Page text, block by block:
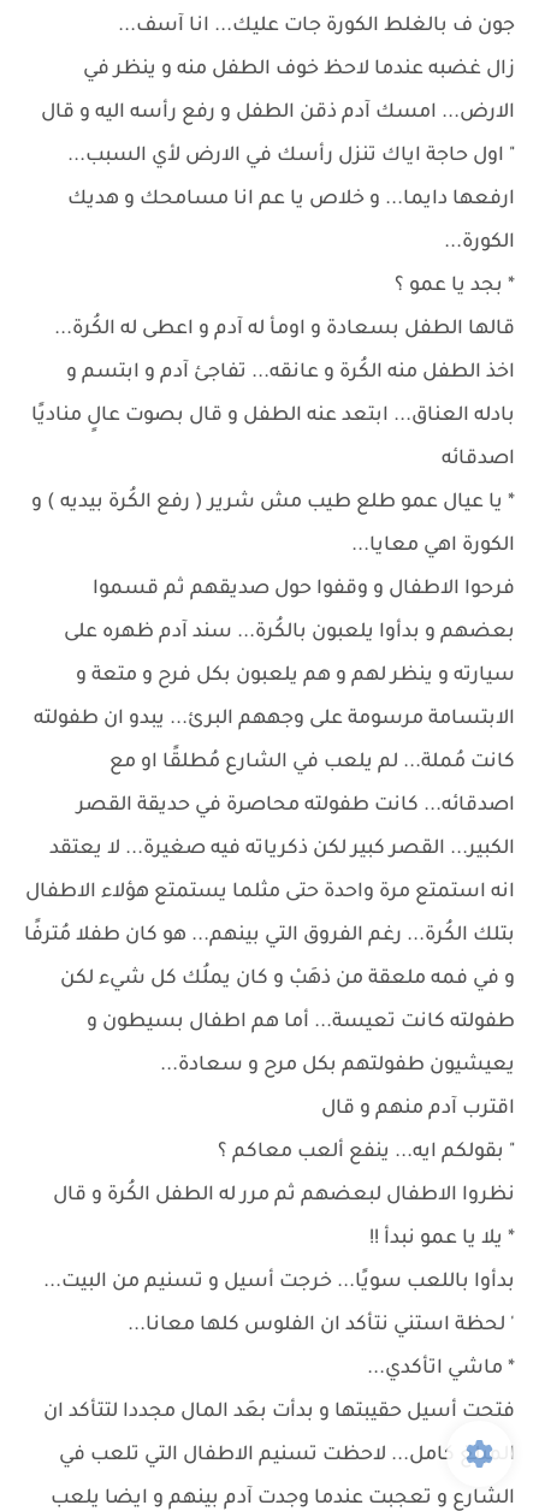
جون ف بالغلط الكورة جات عليك... انا آسف...
زال غضبه عندما لاحظ خوف الطفل منه و ينظر في
الارض... امسك آدم ذقن الطفل و رفع رأسه اليه و قال
" اول حاجة اياك تنزل رأسك في الارض لأي السبب...
ارفعها دايما... و خلاص يا عم انا مسامحك و هديك
الكورة...
* بجد يا عمو ؟
قالها الطفل بسعادة و اومأ له آدم و اعطى له الكُرة...
اخذ الطفل منه الكُرة و عانقه... تفاجئ آدم و ابتسم و
بادله العناق... ابتعد عنه الطفل و قال بصوت عالٍ مناديًا
اصدقائه
* يا عيال عمو طلع طيب مش شرير ( رفع الكُرة بيديه ) و
الكورة اهي معايا...
فرحوا الاطفال و وقفوا حول صديقهم ثم قسموا
بعضهم و بدأوا يلعبون بالكُرة... سند آدم ظهره على
سيارته و ينظر لهم و هم يلعبون بكل فرح و متعة و
الابتسامة مرسومة على وجههم البرئ... يبدو ان طفولته
كانت مُملة... لم يلعب في الشارع مُطلقًا او مع
اصدقائه... كانت طفولته محاصرة في حديقة القصر
الكبير... القصر كبير لكن ذكرياته فيه صغيرة... لا يعتقد
انه استمتع مرة واحدة حتى مثلما يستمتع هؤلاء الاطفال
بتلك الكُرة... رغم الفروق التي بينهم... هو كان طفلا مُترفًا
و في فمه ملعقة من ذهَبْ و كان يملُك كل شيء لكن
طفولته كانت تعيسة... أما هم اطفال بسيطون و
يعيشيون طفولتهم بكل مرح و سعادة...
اقترب آدم منهم و قال
" بقولكم ايه... ينفع ألعب معاكم ؟
نظروا الاطفال لبعضهم ثم مرر له الطفل الكُرة و قال
* يلا يا عمو نبدأ !!
بدأوا باللعب سويًا... خرجت أسيل و تسنيم من البيت...
' لحظة استني نتأكد ان الفلوس كلها معانا...
* ماشي اتأكدي...
فتحت أسيل حقيبتها و بدأت بعَد المال مجددا لتتأكد ان
المبلغ كامل... لاحظت تسنيم الاطفال التي تلعب في
الشارع و تعجبت عندما وجدت آدم بينهم و ايضا يلعب